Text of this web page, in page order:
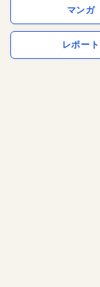
マンガ
レポート